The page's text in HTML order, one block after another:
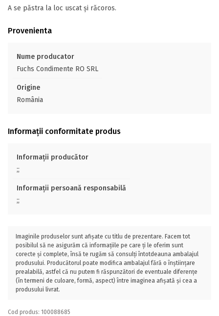
A se păstra la loc uscat și răcoros.
Provenienta
Nume producator
Fuchs Condimente RO SRL
Origine
România
Informații conformitate produs
Informații producător
;;
Informații persoană responsabilă
;;
Imaginile produselor sunt afișate cu titlu de prezentare. Facem tot
posibilul să ne asigurăm că informațiile pe care ți le oferim sunt
corecte și complete, însă te rugăm să consulți întotdeauna ambalajul
produsului. Producătorul poate modifica ambalajul fără o înștiințare
prealabilă, astfel că nu putem fi răspunzători de eventuale diferențe
(în termeni de culoare, formă, aspect) între imaginea afișată și cea a
produsului livrat.
Cod produs: 100088685